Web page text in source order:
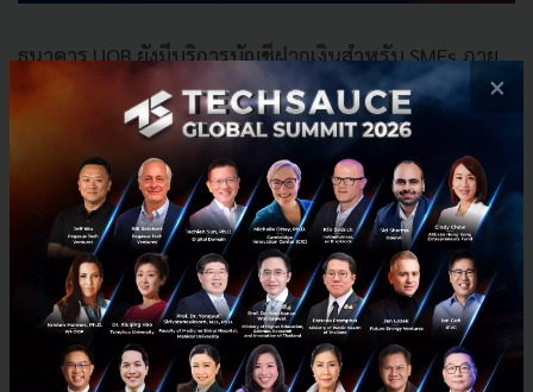
ธนาคาร UOB ยังมีบริการบัญชีฝากเงินสำหรับ SMEs ภาย
ใต้ชื่อ UOB BizValue เพื่อธุรกรรมทางการเงินทุกประเภท
ผู้ประกอบการสามารถใช้งานบัญชีได้อย่างสะดวกสบาย
ผ่านระบบ UOB Business Internet Banking โดยไม่ต้อง
เดินทางไปสาขา และสำหรับผู้มีบัญชีกระแสรายวันเดิมกับ
ธนาคารอยู่แล้ว ยังสามารถใช้งานต่อได้ โดยไม่ต้องทำการ
เปิดบัญชีใหม่
สำหรับผู้ที่สนใจในการเปิดบัญชี UOB BizValue ธนาคาร
จะทำการยกเว้นค่าธรรมเนียมบริการ มูลค่า 199 บาท/
×